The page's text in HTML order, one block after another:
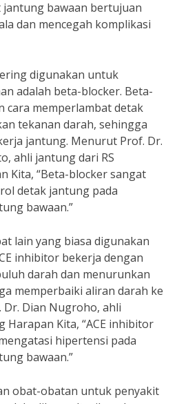
bawaan bertujuan
dan mencegah komplikasi
digunakan untuk
adalah beta-blocker. Beta-
cara memperlambat detak
tekanan darah, sehingga
jantung. Menurut Prof. Dr.
ahli jantung dari RS
Kita, “Beta-blocker sangat
detak jantung pada
bawaan.”
lain yang biasa digunakan
inhibitor bekerja dengan
darah dan menurunkan
memperbaiki aliran darah ke
Dian Nugroho, ahli
Harapan Kita, “ACE inhibitor
hipertensi pada
bawaan.”
obat-obatan untuk penyakit